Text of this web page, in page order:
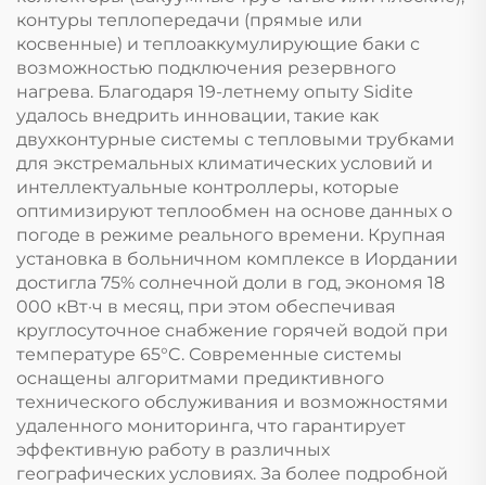
контуры теплопередачи (прямые или
косвенные) и теплоаккумулирующие баки с
возможностью подключения резервного
нагрева. Благодаря 19-летнему опыту Sidite
удалось внедрить инновации, такие как
двухконтурные системы с тепловыми трубками
для экстремальных климатических условий и
интеллектуальные контроллеры, которые
оптимизируют теплообмен на основе данных о
погоде в режиме реального времени. Крупная
установка в больничном комплексе в Иордании
достигла 75% солнечной доли в год, экономя 18
000 кВт·ч в месяц, при этом обеспечивая
круглосуточное снабжение горячей водой при
температуре 65°C. Современные системы
оснащены алгоритмами предиктивного
технического обслуживания и возможностями
удаленного мониторинга, что гарантирует
эффективную работу в различных
географических условиях. За более подробной